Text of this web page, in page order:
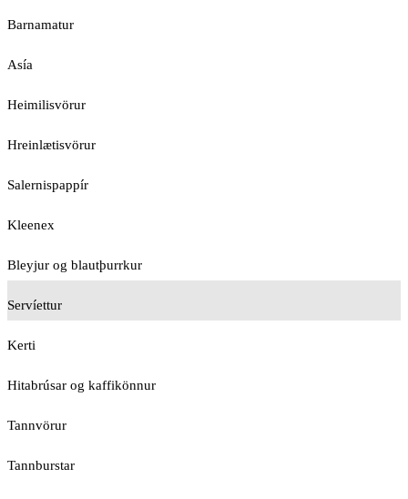
Barnamatur
Asía
Heimilisvörur
Hreinlætisvörur
Salernispappír
Kleenex
Bleyjur og blautþurrkur
Servíettur
Kerti
Hitabrúsar og kaffikönnur
Tannvörur
Tannburstar